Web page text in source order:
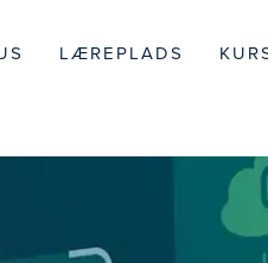
LÆREPLADS